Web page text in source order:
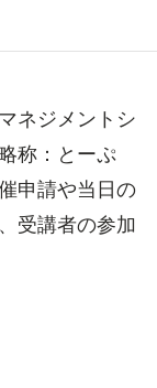
ネジメントシ
称：とーぷ
申請や当日の
受講者の参加